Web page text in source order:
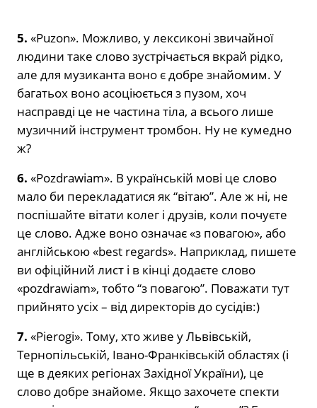
5. «Puzon». Можливо, у лексиконі звичайної
людини таке слово зустрічається вкрай рідко,
але для музиканта воно є добре знайомим. У
багатьох воно асоціюється з пузом, хоч
насправді це не частина тіла, а всього лише
музичний інструмент тромбон. Ну не кумедно
ж?
6. «Pozdrawiam». В українській мові це слово
мало би перекладатися як “вітаю”. Але ж ні, не
поспішайте вітати колег і друзів, коли почуєте
це слово. Адже воно означає «з повагою», або
англійською «best regards». Наприклад, пишете
ви офіційний лист і в кінці додаєте слово
«pozdrawiam», тобто “з повагою”. Поважати тут
прийнято усіх – від директорів до сусідів:)
7. «Pierogi». Тому, хто живе у Львівській,
Тернопільській, Івано-Франківській областях (і
ще в деяких регіонах Західної України), це
слово добре знайоме. Якщо захочете спекти